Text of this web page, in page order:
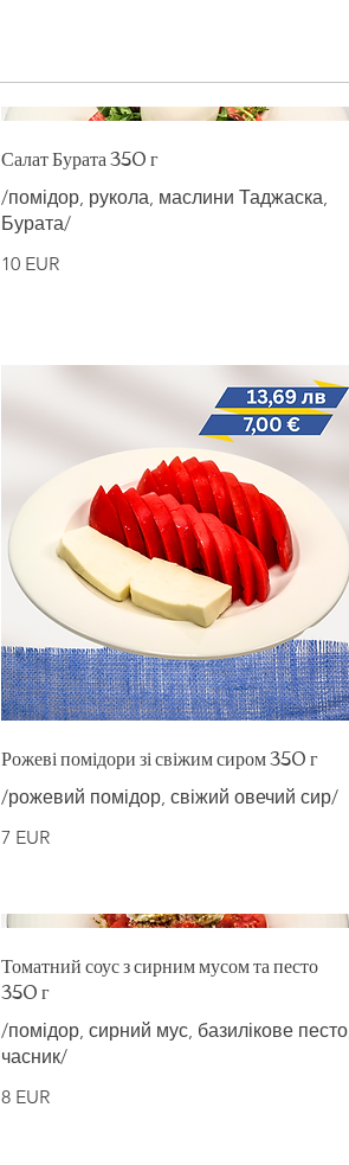
Салат Бурата 350 г
/помідор, рукола, маслини Таджаска,
Бурата/
10 EUR
Рожеві помідори зі свіжим сиром 350 г
/рожевий помідор, свіжий овечий сир/
7 EUR
Томатний соус з сирним мусом та песто
350 г
/помідор, сирний мус, базилікове песто,
часник/
8 EUR